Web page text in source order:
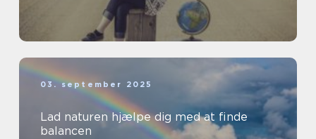
03. september 2025
Lad naturen hjælpe dig med at finde
balancen